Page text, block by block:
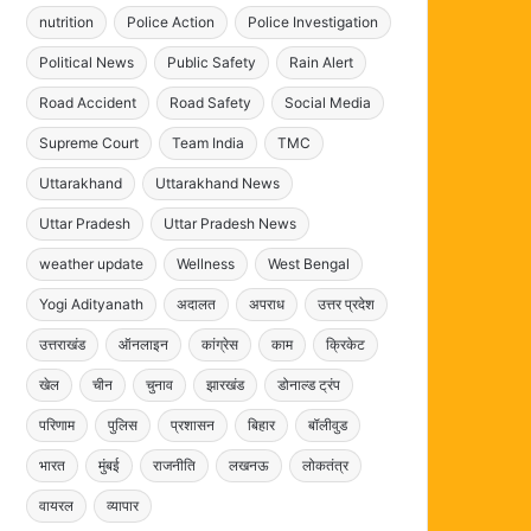
nutrition Police Action Police Investigation
Political News Public Safety Rain Alert
Road Accident Road Safety Social Media
Supreme Court Team India TMC
Uttarakhand Uttarakhand News
Uttar Pradesh Uttar Pradesh News
weather update Wellness West Bengal
Yogi Adityanath अदालत अपराध उत्तर प्रदेश
उत्तराखंड ऑनलाइन कांग्रेस काम क्रिकेट
खेल चीन चुनाव झारखंड डोनाल्ड ट्रंप
परिणाम पुलिस प्रशासन बिहार बॉलीवुड
भारत मुंबई राजनीति लखनऊ लोकतंत्र
वायरल व्यापार